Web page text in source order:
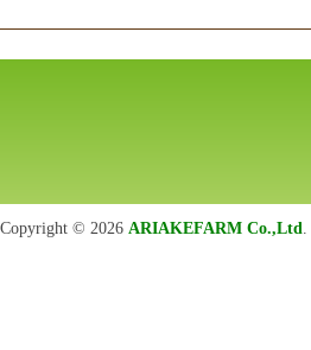
Copyright © 2026 ARIAKEFARM Co.,Ltd